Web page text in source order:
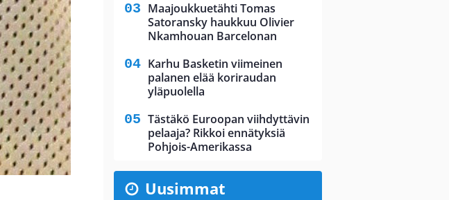
Maajoukkuetähti Tomas
Satoransky haukkuu Olivier
Nkamhouan Barcelonan
Karhu Basketin viimeinen
palanen elää koriraudan
yläpuolella
Tästäkö Euroopan viihdyttävin
pelaaja? Rikkoi ennätyksiä
Pohjois-Amerikassa
Uusimmat